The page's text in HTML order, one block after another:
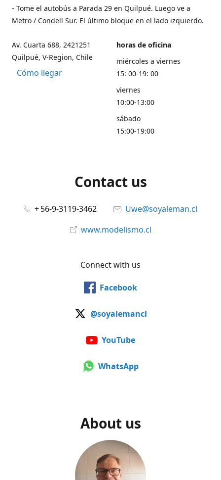
- Tome el autobús a Parada 29 en Quilpué. Luego ve a
Metro / Condell Sur. El último bloque en el lado izquierdo.
Av. Cuarta 688, 2421251
Quilpué, V-Region, Chile
Cómo llegar
horas de oficina
miércoles a viernes
15: 00-19: 00
viernes
10:00-13:00
sábado
15:00-19:00
Contact us
+ 56-9-3119-3462
Uwe@soyaleman.cl
www.modelismo.cl
Connect with us
Facebook
@soyalemancl
YouTube
WhatsApp
About us